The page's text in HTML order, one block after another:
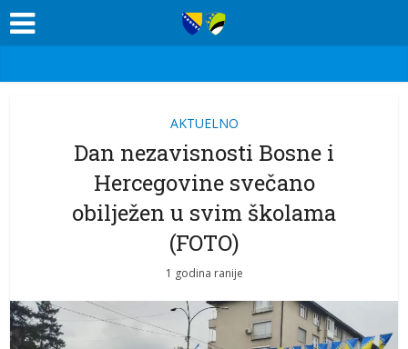
AKTUELNO
Dan nezavisnosti Bosne i
Hercegovine svečano
obilježen u svim školama
(FOTO)
1 godina ranije